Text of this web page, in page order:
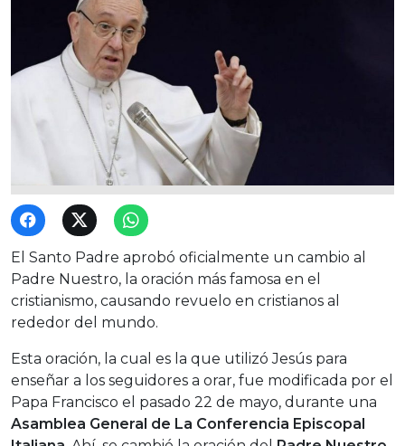
El Santo Padre aprobó oficialmente un cambio al
Padre Nuestro, la oración más famosa en el
cristianismo, causando revuelo en cristianos al
rededor del mundo.
Esta oración, la cual es la que utilizó Jesús para
enseñar a los seguidores a orar, fue modificada por el
Papa Francisco el pasado 22 de mayo, durante una
Asamblea General de La Conferencia Episcopal